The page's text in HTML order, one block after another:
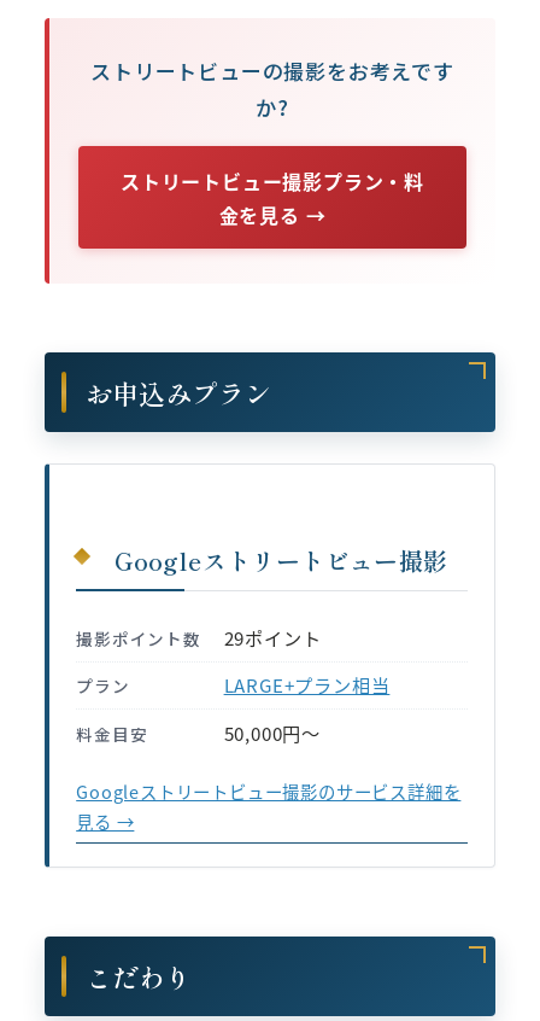
ストリートビューの撮影をお考えです
か?
ストリートビュー撮影プラン・料
金を見る →
お申込みプラン
Googleストリートビュー撮影
撮影ポイント数 29ポイント
プラン LARGE+プラン相当
料金目安 50,000円〜
Googleストリートビュー撮影のサービス詳細を
見る →
こだわり